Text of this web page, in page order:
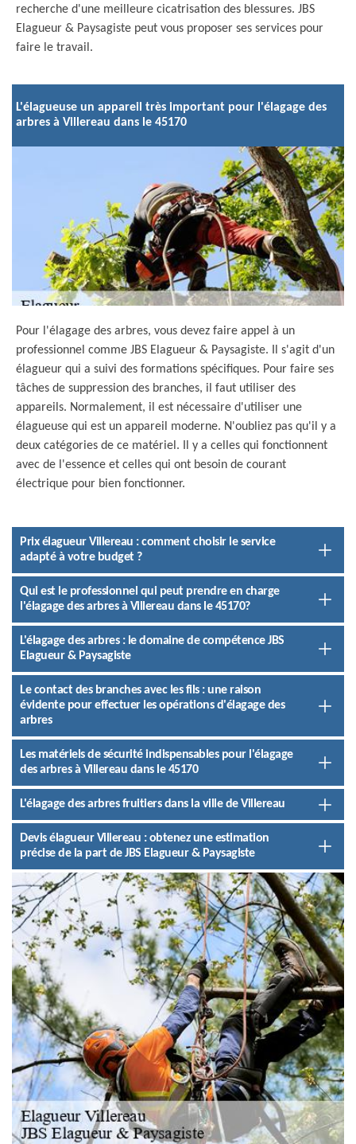
recherche d'une meilleure cicatrisation des blessures. JBS
Elagueur & Paysagiste peut vous proposer ses services pour
faire le travail.
L'élagueuse un appareil très important pour l'élagage des
arbres à Villereau dans le 45170
Pour l'élagage des arbres, vous devez faire appel à un
professionnel comme JBS Elagueur & Paysagiste. Il s'agit d'un
élagueur qui a suivi des formations spécifiques. Pour faire ses
tâches de suppression des branches, il faut utiliser des
appareils. Normalement, il est nécessaire d'utiliser une
élagueuse qui est un appareil moderne. N'oubliez pas qu'il y a
deux catégories de ce matériel. Il y a celles qui fonctionnent
avec de l'essence et celles qui ont besoin de courant
électrique pour bien fonctionner.
Prix élagueur Villereau : comment choisir le service
adapté à votre budget ?
Qui est le professionnel qui peut prendre en charge
l'élagage des arbres à Villereau dans le 45170?
L'élagage des arbres : le domaine de compétence JBS
Elagueur & Paysagiste
Le contact des branches avec les fils : une raison
évidente pour effectuer les opérations d'élagage des
arbres
Les matériels de sécurité indispensables pour l'élagage
des arbres à Villereau dans le 45170
L'élagage des arbres fruitiers dans la ville de Villereau
Devis élagueur Villereau : obtenez une estimation
précise de la part de JBS Elagueur & Paysagiste